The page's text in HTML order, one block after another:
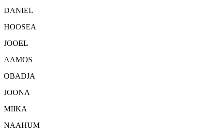
DANIEL
HOOSEA
JOOEL
AAMOS
OBADJA
JOONA
MIIKA
NAAHUM